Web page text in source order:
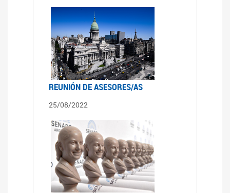
REUNIÓN DE ASESORES/AS
25/08/2022